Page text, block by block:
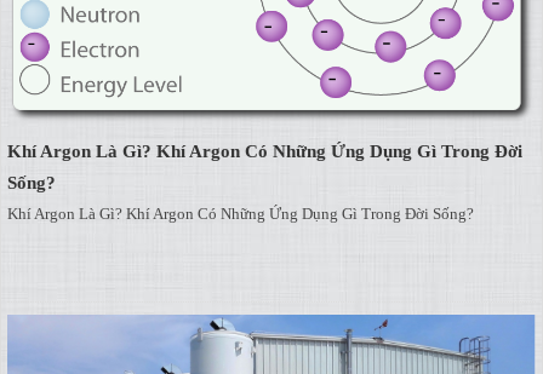
Khí Argon Là Gì? Khí Argon Có Những Ứng Dụng Gì Trong Đời
Sống?
Khí Argon Là Gì? Khí Argon Có Những Ứng Dụng Gì Trong Đời Sống?